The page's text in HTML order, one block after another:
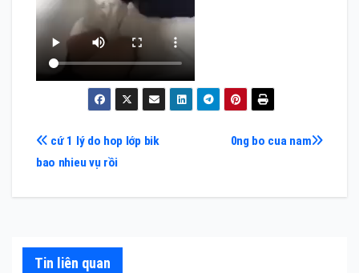
Điều
hướng
viết
0ng bo cua nam
cứ 1 lý do hop lớp bik
bao nhieu vụ rồi
Tin liên quan